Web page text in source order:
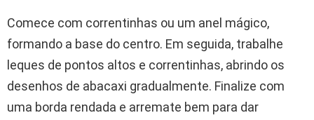
Comece com correntinhas ou um anel mágico,
formando a base do centro. Em seguida, trabalhe
leques de pontos altos e correntinhas, abrindo os
desenhos de abacaxi gradualmente. Finalize com
uma borda rendada e arremate bem para dar